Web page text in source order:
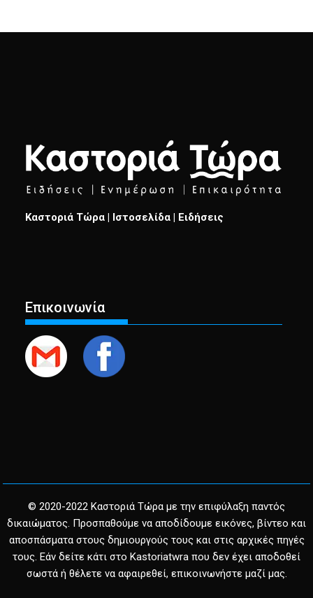
Καστοριά Τώρα | Ιστοσελίδα | Ειδήσεις
Επικοινωνία
© 2020-2022 Καστοριά Τώρα με την επιφύλαξη παντός
δικαιώματος. Προσπαθούμε να αποδίδουμε εικόνες, βίντεο και
αποσπάσματα στους δημιουργούς τους και στις αρχικές πηγές
τους. Εάν δείτε κάτι στο Kastoriatwra που δεν έχει αποδοθεί
σωστά ή θέλετε να αφαιρεθεί, επικοινωνήστε μαζί μας.